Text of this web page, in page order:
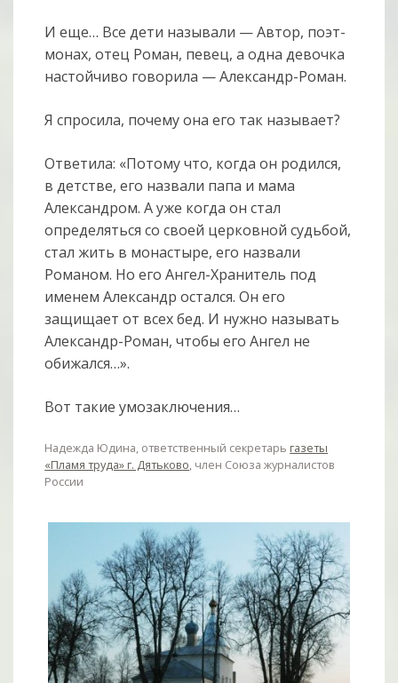
И еще… Все дети называли — Автор, поэт-
монах, отец Роман, певец, а одна девочка
настойчиво говорила — Александр-Роман.
Я спросила, почему она его так называет?
Ответила: «Потому что, когда он родился,
в детстве, его назвали папа и мама
Александром. А уже когда он стал
определяться со своей церковной судьбой,
стал жить в монастыре, его назвали
Романом. Но его Ангел-Хранитель под
именем Александр остался. Он его
защищает от всех бед. И нужно называть
Александр-Роман, чтобы его Ангел не
обижался…».
Вот такие умозаключения…
Надежда Юдина, ответственный секретарь газеты
«Пламя труда» г. Дятьково, член Союза журналистов
России